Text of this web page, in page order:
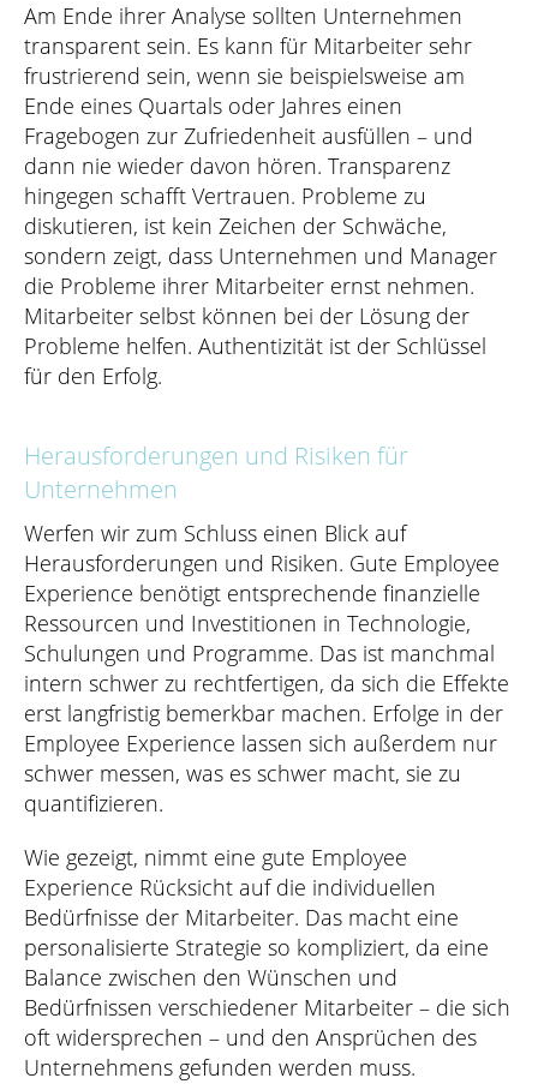
Am Ende ihrer Analyse sollten Unternehmen
transparent sein. Es kann für Mitarbeiter sehr
frustrierend sein, wenn sie beispielsweise am
Ende eines Quartals oder Jahres einen
Fragebogen zur Zufriedenheit ausfüllen – und
dann nie wieder davon hören. Transparenz
hingegen schafft Vertrauen. Probleme zu
diskutieren, ist kein Zeichen der Schwäche,
sondern zeigt, dass Unternehmen und Manager
die Probleme ihrer Mitarbeiter ernst nehmen.
Mitarbeiter selbst können bei der Lösung der
Probleme helfen. Authentizität ist der Schlüssel
für den Erfolg.
Herausforderungen und Risiken für
Unternehmen
Werfen wir zum Schluss einen Blick auf
Herausforderungen und Risiken. Gute Employee
Experience benötigt entsprechende finanzielle
Ressourcen und Investitionen in Technologie,
Schulungen und Programme. Das ist manchmal
intern schwer zu rechtfertigen, da sich die Effekte
erst langfristig bemerkbar machen. Erfolge in der
Employee Experience lassen sich außerdem nur
schwer messen, was es schwer macht, sie zu
quantifizieren.
Wie gezeigt, nimmt eine gute Employee
Experience Rücksicht auf die individuellen
Bedürfnisse der Mitarbeiter. Das macht eine
personalisierte Strategie so kompliziert, da eine
Balance zwischen den Wünschen und
Bedürfnissen verschiedener Mitarbeiter – die sich
oft widersprechen – und den Ansprüchen des
Unternehmens gefunden werden muss.